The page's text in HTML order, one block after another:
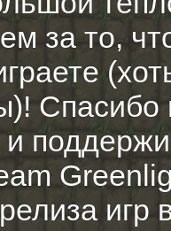
за то,
Спасибо
и
игр